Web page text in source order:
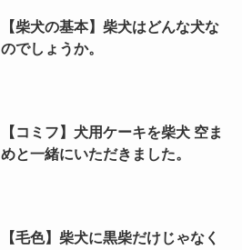
【柴犬の基本】柴犬はどんな犬な
のでしょうか。
【コミフ】犬用ケーキを柴犬 空ま
めと一緒にいただきました。
【毛色】柴犬に黒柴だけじゃなく